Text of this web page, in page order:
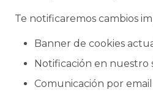
Te notificaremos cambios
Banner de cookies
Notificación en nuestro
Comunicación por email